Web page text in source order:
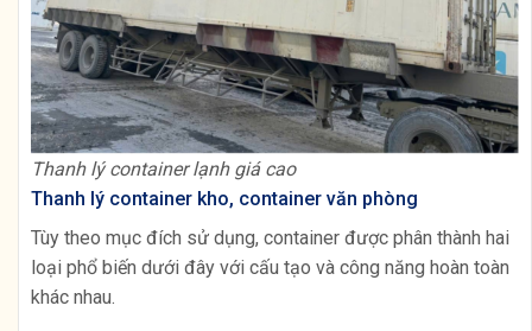
Thanh lý container lạnh giá cao
Thanh lý container kho, container văn phòng
Tùy theo mục đích sử dụng, container được phân thành hai
loại phổ biến dưới đây với cấu tạo và công năng hoàn toàn
khác nhau.